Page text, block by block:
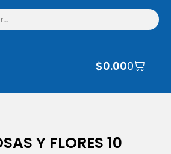
$0.000
Y FLORES 10